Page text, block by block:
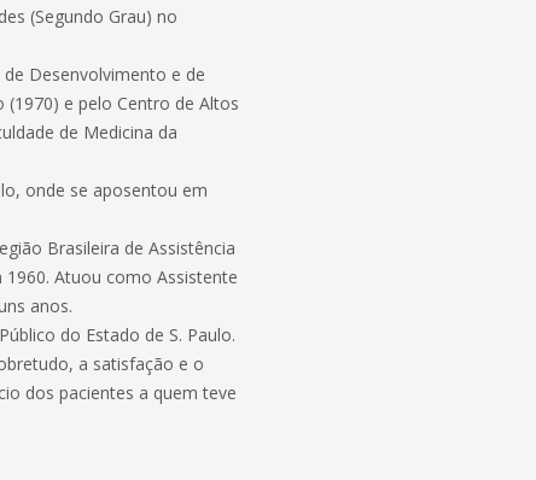
(Segundo Grau) no
Desenvolvimento e de
(1970) e pelo Centro de Altos
de Medicina da
onde se aposentou em
Brasileira de Assistência
Atuou como Assistente
anos.
do Estado de S. Paulo.
a satisfação e o
dos pacientes a quem teve